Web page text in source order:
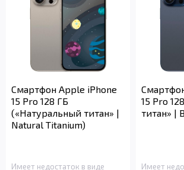
Смартфон Apple iPhone
15 Pro 128 ГБ
(«Натуральный титан» |
Natural Titanium)
Имеет недостаток в виде
15 Pro
титан» |
Имеет